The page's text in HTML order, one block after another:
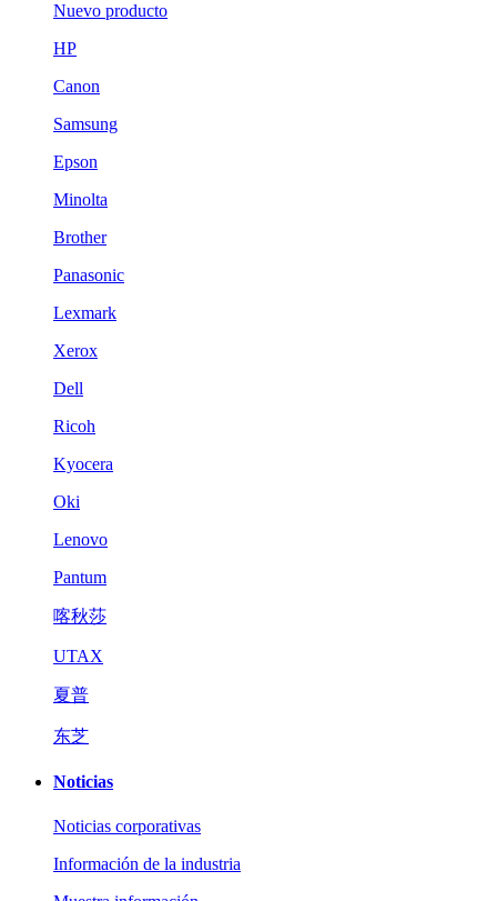
Nuevo producto
HP
Canon
Samsung
Epson
Minolta
Brother
Panasonic
Lexmark
Xerox
Dell
Ricoh
Kyocera
Oki
Lenovo
Pantum
喀秋莎
UTAX
夏普
东芝
Noticias
Noticias corporativas
Información de la industria